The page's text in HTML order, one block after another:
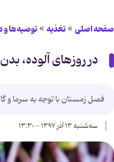
صفحه اصلی تغذیه توصیه‌ها و
در روزهای آلوده، بدن را با 7 گزینه سالم
فصل زمستان با توجه به سرما و
سه‌شنبه ۱۳ آذر ۱۳۹۷ - ۱۳:۳۰